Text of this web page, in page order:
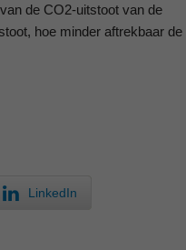
de CO2-uitstoot van de
hoe minder aftrekbaar de
LinkedIn